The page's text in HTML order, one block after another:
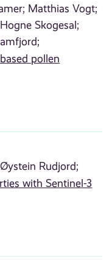
Matthias Vogt;
Hogne Skogesal;
pollen
Øystein Rudjord;
with Sentinel-3